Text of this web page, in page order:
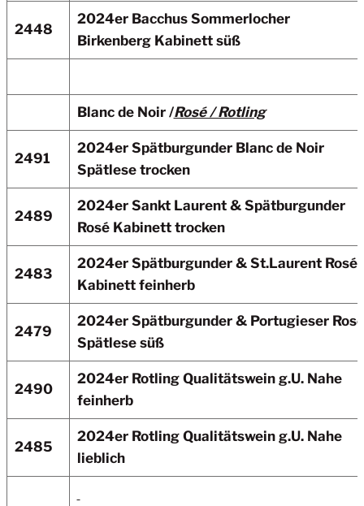
2448
2024er Bacchus Sommerlocher
Birkenberg Kabinett süß
Blanc de Noir /Rosé / Rotling
2491
2024er Spätburgunder Blanc de Noir
Spätlese trocken
2489
2024er Sankt Laurent & Spätburgunder
Rosé Kabinett trocken
2483
2024er Spätburgunder & St.Laurent Rosé
Kabinett feinherb
2479
2024er Spätburgunder & Portugieser Rosé
Spätlese süß
2490
2024er Rotling Qualitätswein g.U. Nahe
feinherb
2485
2024er Rotling Qualitätswein g.U. Nahe
lieblich